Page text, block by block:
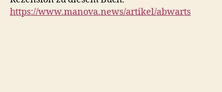
https://www.manova.news/artikel/abwarts